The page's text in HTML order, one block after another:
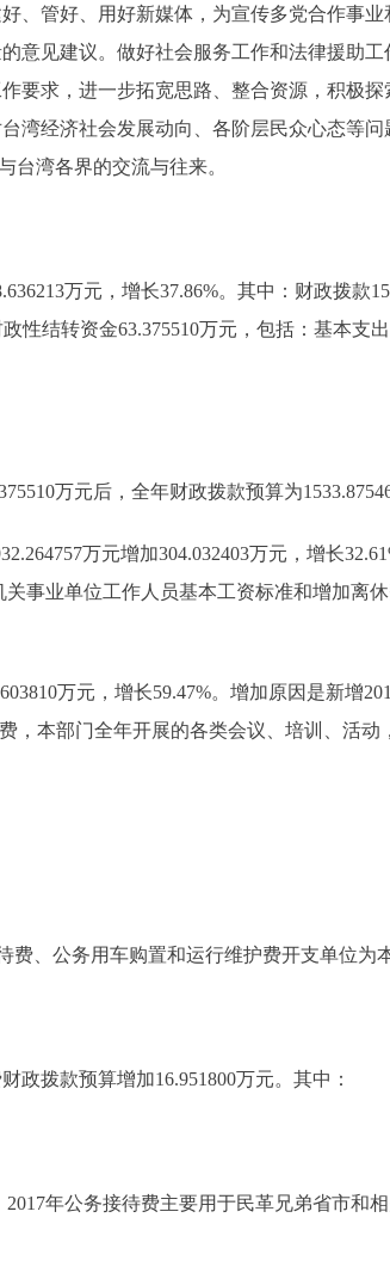
、管好、用好新媒体，为宣传多党合作事
意见建议。做好社会服务工作和法律援助工
要求，进一步拓宽思路、整合资源，积极探
湾经济社会发展动向、各阶层民众心态等问
台湾各界的交流与往来。
万元，增长37.86%。其中：财政拨款
性结转资金63.375510万元，包括：基本支
万元后，全年财政拨款预算为
万元增加304.032403万元，增长
事业单位工作人员基本工资标准和增加离
万元，增长59.47%。增加原因是新增
，本部门全年开展的各类会议、培训、活动
、公务用车购置和运行维护费开支单位为本
拨款预算增加16.951800万元。其中：
年公务接待费主要用于民革兄弟省市和